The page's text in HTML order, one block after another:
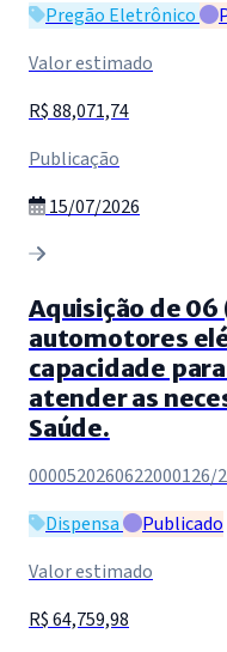
Pregão Eletrônico
Valor estimado
R$ 88,071,74
Publicação
15/07/2026
Aquisição de 06
automotores
capacidade
atender as
Saúde.
0000520260622000126/
Dispensa
Publicado
Valor estimado
R$ 64,759,98